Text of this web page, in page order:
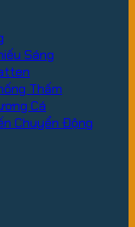
Sáng
Thấm
Cá
Chuyển Động